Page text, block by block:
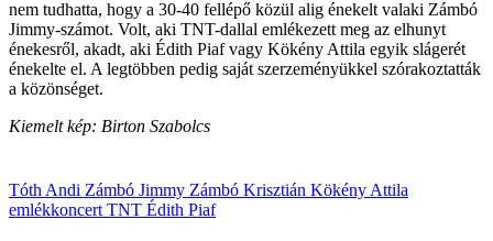
nem tudhatta, hogy a 30-40 fellépő közül alig énekelt valaki Zámbó
Jimmy-számot. Volt, aki TNT-dallal emlékezett meg az elhunyt
énekesről, akadt, aki Édith Piaf vagy Kökény Attila egyik slágerét
énekelte el. A legtöbben pedig saját szerzeményükkel szórakoztatták
a közönséget.
Kiemelt kép: Birton Szabolcs
Tóth Andi Zámbó Jimmy Zámbó Krisztián Kökény Attila
emlékkoncert TNT Édith Piaf